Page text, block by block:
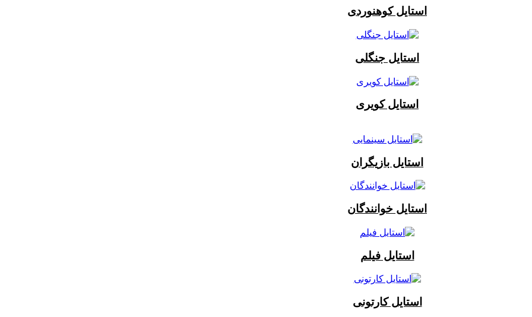
استایل کوهنوردی
استایل جنگلی
استایل کویری
استایل بازیگران
استایل خوانندگان
استایل فیلم
استایل کارتونی